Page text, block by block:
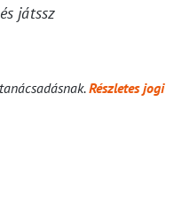
játssz
Részletes jogi